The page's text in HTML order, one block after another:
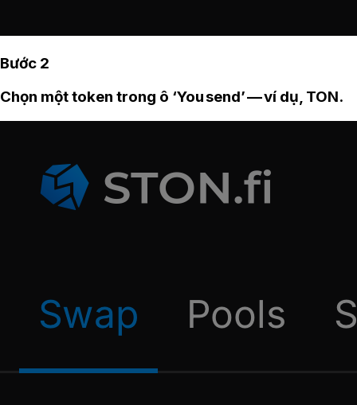
Bước 2
Chọn một token trong ô ‘You send’ — ví dụ, TON.